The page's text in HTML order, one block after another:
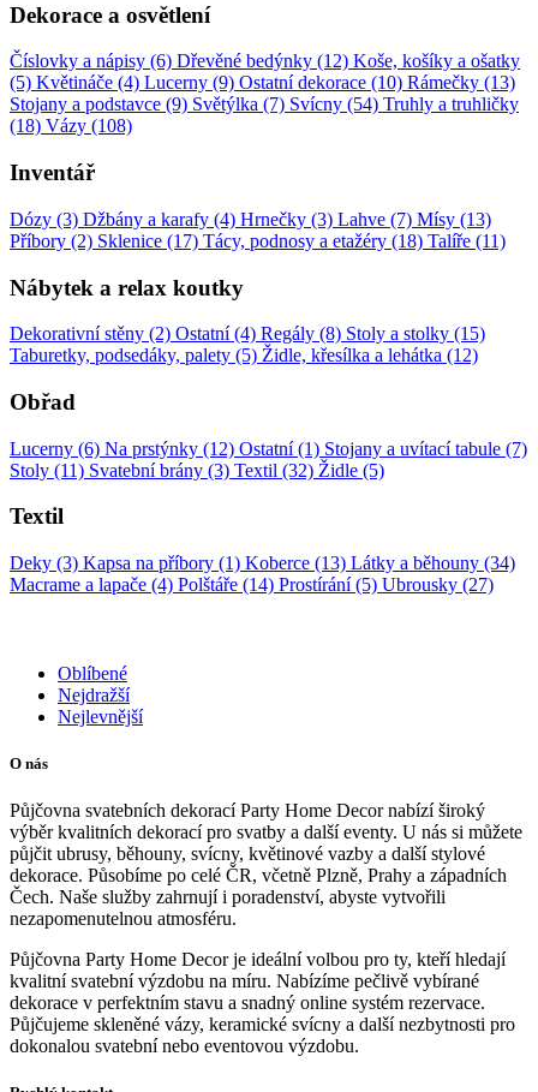
Dekorace a osvětlení
Číslovky a nápisy (6) Dřevěné bedýnky (12) Koše, košíky a ošatky
(5) Květináče (4) Lucerny (9) Ostatní dekorace (10) Rámečky (13)
Stojany a podstavce (9) Světýlka (7) Svícny (54) Truhly a truhličky
(18) Vázy (108)
Inventář
Dózy (3) Džbány a karafy (4) Hrnečky (3) Lahve (7) Mísy (13)
Příbory (2) Sklenice (17) Tácy, podnosy a etažéry (18) Talíře (11)
Nábytek a relax koutky
Dekorativní stěny (2) Ostatní (4) Regály (8) Stoly a stolky (15)
Taburetky, podsedáky, palety (5) Židle, křesílka a lehátka (12)
Obřad
Lucerny (6) Na prstýnky (12) Ostatní (1) Stojany a uvítací tabule (7)
Stoly (11) Svatební brány (3) Textil (32) Židle (5)
Textil
Deky (3) Kapsa na příbory (1) Koberce (13) Látky a běhouny (34)
Macrame a lapače (4) Polštáře (14) Prostírání (5) Ubrousky (27)
Oblíbené
Nejdražší
Nejlevnější
O nás
Půjčovna svatebních dekorací Party Home Decor nabízí široký
výběr kvalitních dekorací pro svatby a další eventy. U nás si můžete
půjčit ubrusy, běhouny, svícny, květinové vazby a další stylové
dekorace. Působíme po celé ČR, včetně Plzně, Prahy a západních
Čech. Naše služby zahrnují i poradenství, abyste vytvořili
nezapomenutelnou atmosféru.
Půjčovna Party Home Decor je ideální volbou pro ty, kteří hledají
kvalitní svatební výzdobu na míru. Nabízíme pečlivě vybírané
dekorace v perfektním stavu a snadný online systém rezervace.
Půjčujeme skleněné vázy, keramické svícny a další nezbytnosti pro
dokonalou svatební nebo eventovou výzdobu.